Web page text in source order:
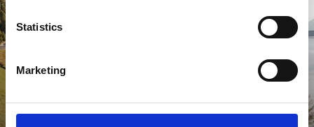
Statistics
Marketing
Zjistit více